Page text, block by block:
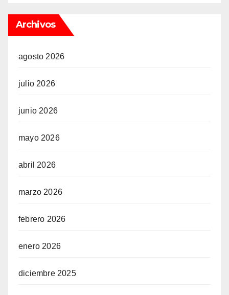
Archivos
agosto 2026
julio 2026
junio 2026
mayo 2026
abril 2026
marzo 2026
febrero 2026
enero 2026
diciembre 2025